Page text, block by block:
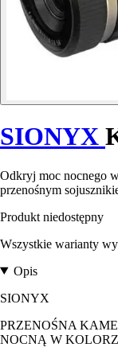
SIONYX
Odkryj moc nocnego
przenośnym
Produkt niedostępny
Wszystkie warianty
Opis
SIONYX
PRZENOŚNA
NOCNĄ W